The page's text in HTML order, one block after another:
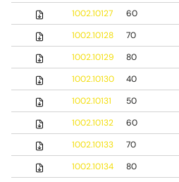
1002.10127
60
1002.10128
70
1002.10129
80
1002.10130
40
1002.10131
50
1002.10132
60
1002.10133
70
1002.10134
80